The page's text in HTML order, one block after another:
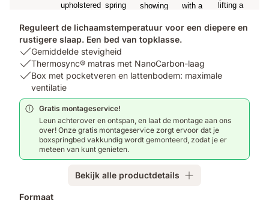
Reguleert de lichaamstemperatuur voor een diepere en
rustigere slaap. Een bed van topklasse.
USP
1:
Gemiddelde
stevigheid
Gemiddelde stevigheid
USP
2:
Thermosync®
matras
met
NanoCarbon-
Thermosync® matras met NanoCarbon-laag
USP
Box
met
pocketveren
lattenbodem:
maximale
Box met pocketveren en lattenbodem: maximale
ventilatie
Gratis montageservice!
Leun achterover en ontspan, en laat de montage aan ons
over! Onze gratis montageservice zorgt ervoor dat je
boxspringbed vakkundig wordt gemonteerd, zodat je er
meteen van kunt genieten.
Bekijk alle productdetails
Extra
Formaat